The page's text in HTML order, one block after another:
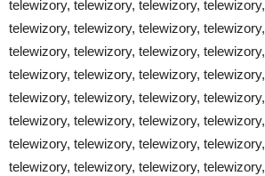
telewizory, telewizory, telewizory,
telewizory, telewizory, telewizory,
telewizory, telewizory, telewizory,
telewizory, telewizory, telewizory,
telewizory, telewizory, telewizory,
telewizory, telewizory, telewizory,
telewizory, telewizory, telewizory,
telewizory, telewizory, telewizory,